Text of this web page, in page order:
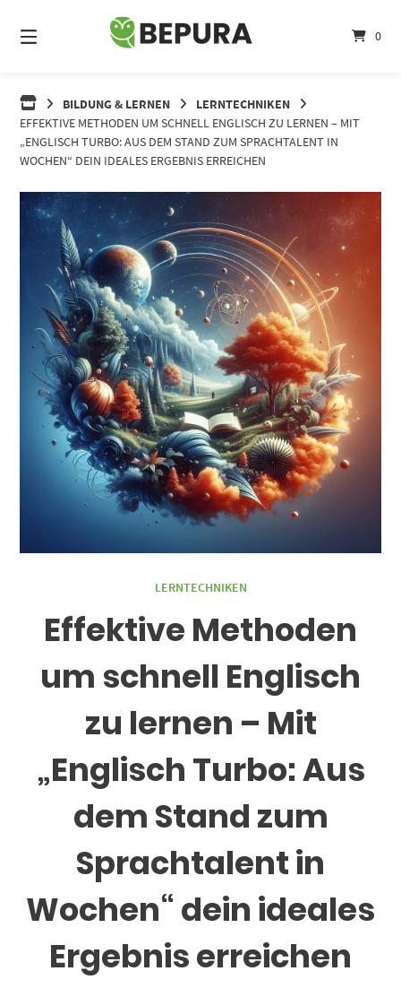
zum
Inhalt
0
BILDUNG & LERNEN
LERNTECHNIKEN
EFFEKTIVE METHODEN UM SCHNELL ENGLISCH ZU LERNEN – MIT
„ENGLISCH TURBO: AUS DEM STAND ZUM SPRACHTALENT IN
WOCHEN“ DEIN IDEALES ERGEBNIS ERREICHEN
LERNTECHNIKEN
Effektive Methoden
um schnell Englisch
zu lernen – Mit
„Englisch Turbo: Aus
dem Stand zum
Sprachtalent in
Wochen“ dein ideales
Ergebnis erreichen